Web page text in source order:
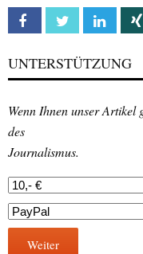
Facebook Twitter
UNTERSTÜTZUNG
Wenn Ihnen unser Artikel
des
Journalismus.
Weiter